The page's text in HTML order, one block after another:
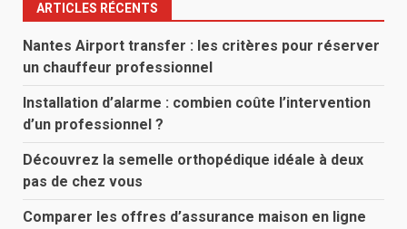
ARTICLES RÉCENTS
Nantes Airport transfer : les critères pour réserver
un chauffeur professionnel
Installation d’alarme : combien coûte l’intervention
d’un professionnel ?
Découvrez la semelle orthopédique idéale à deux
pas de chez vous
Comparer les offres d’assurance maison en ligne